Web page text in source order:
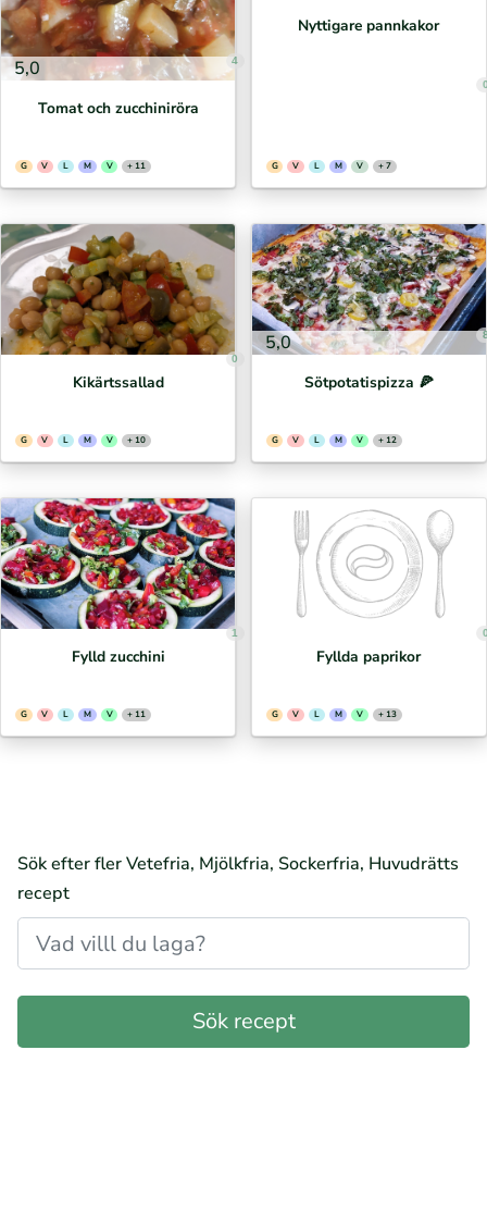
5,0 4
Tomat och zucchiniröra
G V L M V + 11
Nyttigare pannkakor
G V L M V + 7
0
Kikärtssallad
G V L M V + 10
5,0
Sötpotatispizza 🍕⁣
G V L M V + 12
1
Fylld zucchini
G V L M V + 11
Fyllda paprikor
G V L M V + 13
Sök efter fler Vetefria, Mjölkfria, Sockerfria, Huvudrätts
recept